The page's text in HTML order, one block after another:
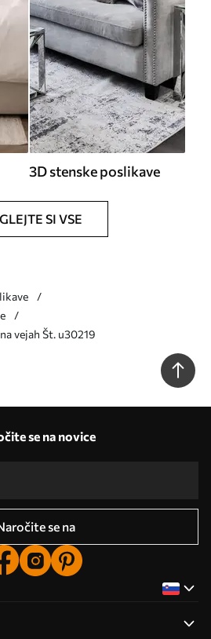
3D stenske poslikave
SI VSE
vejah Št. u30219
se na novice
se na